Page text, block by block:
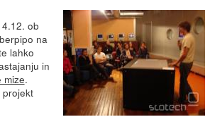
ob
na
lahko
in
mize.
projekt